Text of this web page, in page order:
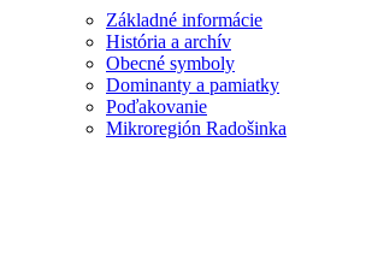
Základné informácie
História a archív
Obecné symboly
Dominanty a pamiatky
Poďakovanie
Mikroregión Radošinka